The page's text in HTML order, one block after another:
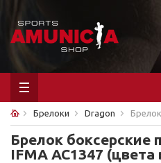
Брелоки Dragon
Брелок боксерские
IFMA AC1347